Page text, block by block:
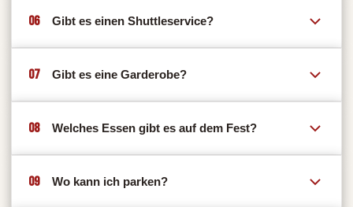
06 Gibt es einen Shuttleservice?
07 Gibt es eine Garderobe?
08 Welches Essen gibt es auf dem Fest?
09 Wo kann ich parken?